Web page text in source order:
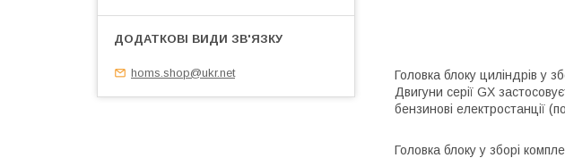
Головка блоку циліндрів у
Двигуни серії GX
бензинові електростанції
Головка блоку у зборі
homs.shop@ukr.net